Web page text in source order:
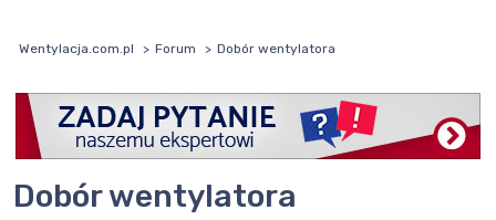
Wentylacja.com.pl Forum Dobór wentylatora
Dobór wentylatora